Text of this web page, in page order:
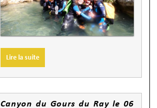
Lire la suite
Canyon du Gours du Ray le 06